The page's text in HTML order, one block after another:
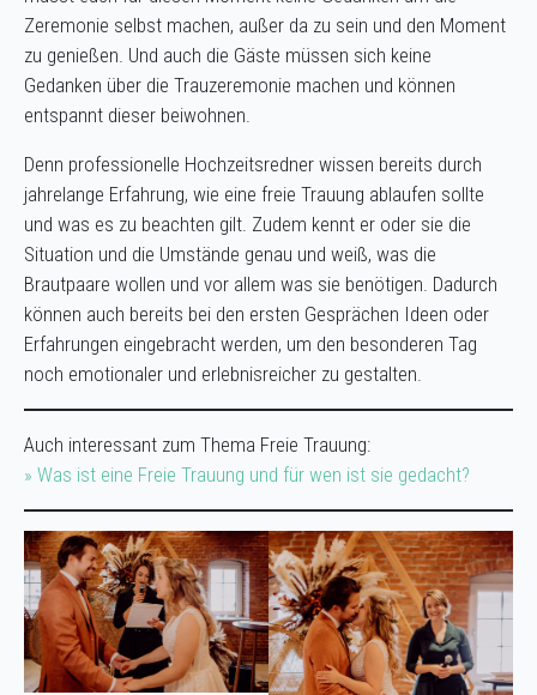
Zeremonie selbst machen, außer da zu sein und den Moment
zu genießen. Und auch die Gäste müssen sich keine
Gedanken über die Trauzeremonie machen und können
entspannt dieser beiwohnen.
Denn professionelle Hochzeitsredner wissen bereits durch
jahrelange Erfahrung, wie eine freie Trauung ablaufen sollte
und was es zu beachten gilt. Zudem kennt er oder sie die
Situation und die Umstände genau und weiß, was die
Brautpaare wollen und vor allem was sie benötigen. Dadurch
können auch bereits bei den ersten Gesprächen Ideen oder
Erfahrungen eingebracht werden, um den besonderen Tag
noch emotionaler und erlebnisreicher zu gestalten.
Auch interessant zum Thema Freie Trauung:
» Was ist eine Freie Trauung und für wen ist sie gedacht?